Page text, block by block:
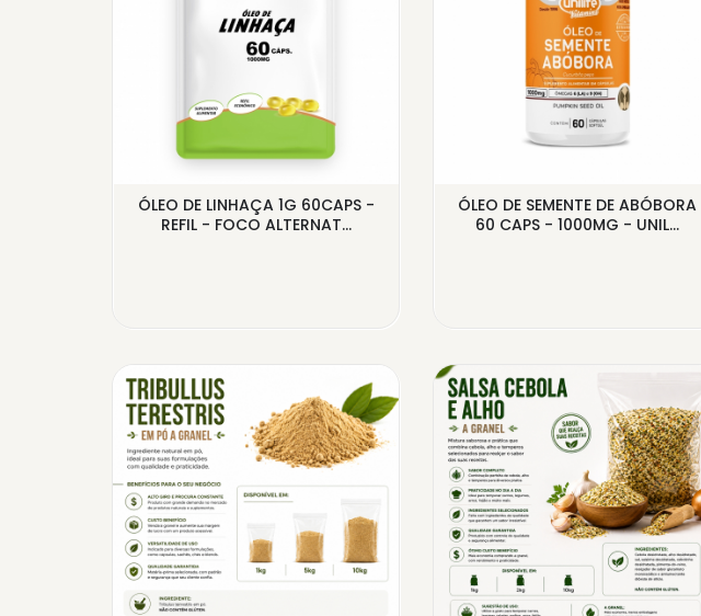
ÓLEO DE LINHAÇA 1G 60CAPS -
REFIL - FOCO ALTERNAT...
ÓLEO DE SEMENTE DE ABÓBORA
60 CAPS - 1000MG - UNIL...